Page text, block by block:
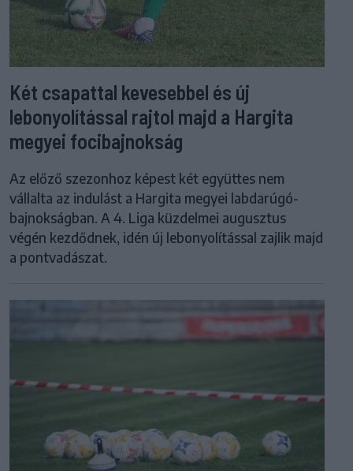
Két csapattal kevesebbel és új
lebonyolítással rajtol majd a Hargita
megyei focibajnokság
Az előző szezonhoz képest két együttes nem
vállalta az indulást a Hargita megyei labdarúgó-
bajnokságban. A 4. Liga küzdelmei augusztus
végén kezdődnek, idén új lebonyolítással zajlik majd
a pontvadászat.